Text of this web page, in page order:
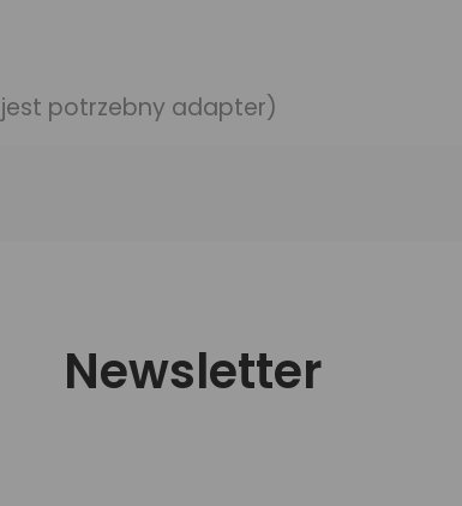
jest potrzebny adapter)
Newsletter